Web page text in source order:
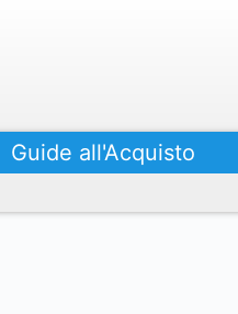
Guide all'Acquisto